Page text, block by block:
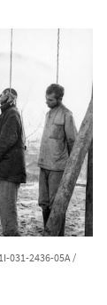
031-2436-05A /